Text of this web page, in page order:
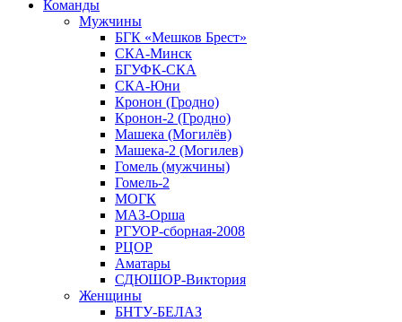
Команды
Мужчины
БГК «Мешков Брест»
СКА-Минск
БГУФК-СКА
СКА-Юни
Кронон (Гродно)
Кронон-2 (Гродно)
Машека (Могилёв)
Машека-2 (Могилев)
Гомель (мужчины)
Гомель-2
МОГК
МАЗ-Орша
РГУОР-сборная-2008
РЦОР
Аматары
СДЮШОР-Виктория
Женщины
БНТУ-БЕЛАЗ